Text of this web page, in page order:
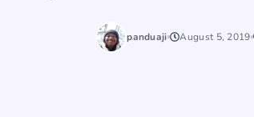
panduaji August 5, 2019